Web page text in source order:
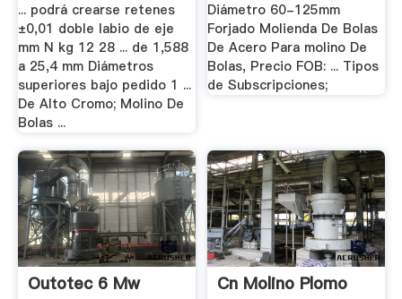
... podrá crearse retenes
±0,01 doble labio de eje
mm N kg 12 28 ... de 1,588
a 25,4 mm Diámetros
superiores bajo pedido 1 ...
De Alto Cromo; Molino De
Bolas ...
Diámetro 60-125mm
Forjado Molienda De Bolas
De Acero Para molino De
Bolas, Precio FOB: ... Tipos
de Subscripciones;
Outotec 6 Mw
Cn Molino Plomo